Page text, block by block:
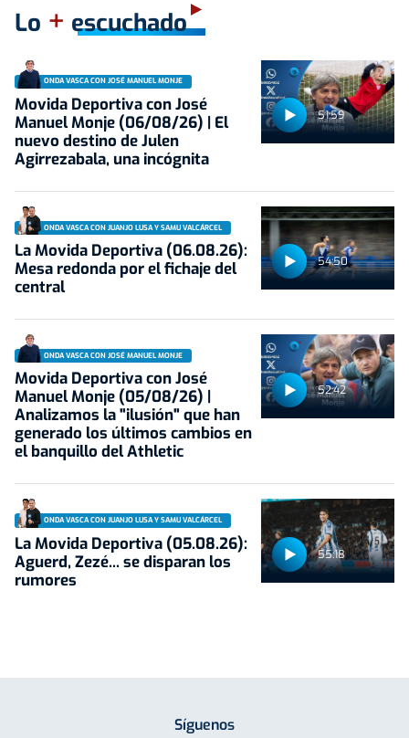
Lo + escuchado
51:59
ONDA VASCA CON JOSÉ MANUEL MONJE
Movida Deportiva con José
Manuel Monje (06/08/26) | El
nuevo destino de Julen
Agirrezabala, una incógnita
54:50
ONDA VASCA CON JUANJO LUSA Y SAMU VALCÁRCEL
La Movida Deportiva (06.08.26):
Mesa redonda por el fichaje del
central
52:42
ONDA VASCA CON JOSÉ MANUEL MONJE
Movida Deportiva con José
Manuel Monje (05/08/26) |
Analizamos la "ilusión" que han
generado los últimos cambios en
el banquillo del Athletic
55:18
ONDA VASCA CON JUANJO LUSA Y SAMU VALCÁRCEL
La Movida Deportiva (05.08.26):
Aguerd, Zezé... se disparan los
rumores
Síguenos